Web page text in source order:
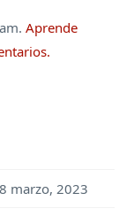
Aprende
8 marzo, 2023